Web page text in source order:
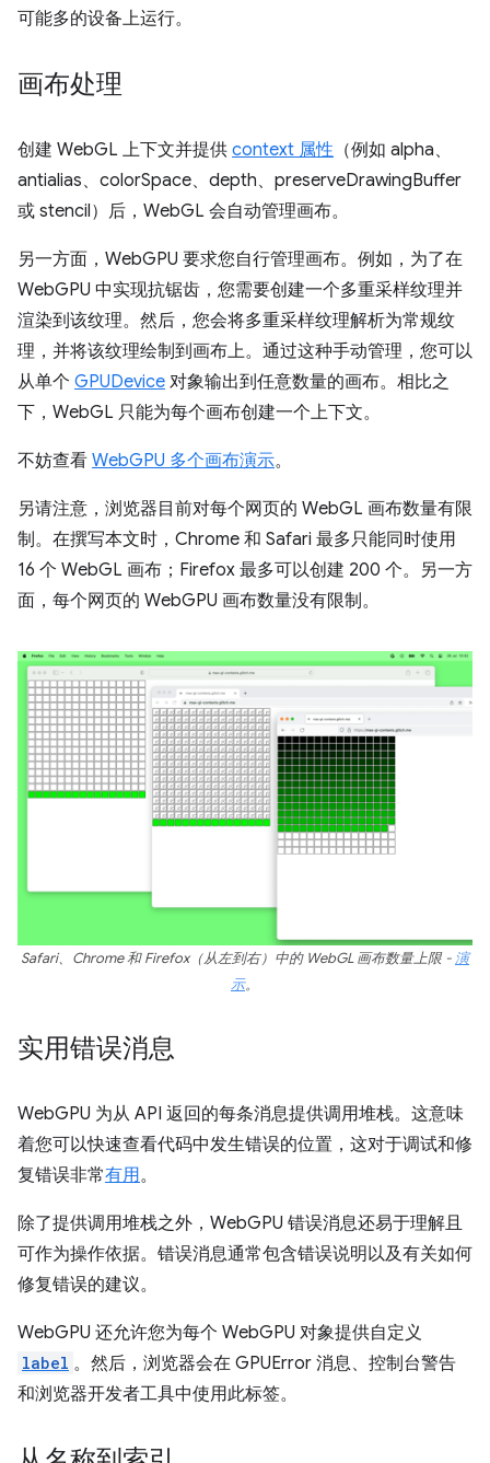
可能多的设备上运行。
画布处理
创建 WebGL 上下文并提供 context 属性 （例如 alpha、
antialias、colorSpace、depth、preserveDrawingBuffer
或 stencil）后，WebGL 会自动管理画布。
另一方面，WebGPU 要求您自行管理画布。例如，为了在
WebGPU 中实现抗锯齿，您需要创建一个多重采样纹理并
渲染到该纹理。然后，您会将多重采样纹理解析为常规纹
理，并将该纹理绘制到画布上。通过这种手动管理，您可以
从单个 GPUDevice 对象输出到任意数量的画布。相比之
下，WebGL 只能为每个画布创建一个上下文。
不妨查看 WebGPU 多个画布演示。
另请注意，浏览器目前对每个网页的 WebGL 画布数量有限
制。在撰写本文时，Chrome 和 Safari 最多只能同时使用
16 个 WebGL 画布；Firefox 最多可以创建 200 个。另一方
面，每个网页的 WebGPU 画布数量没有限制。
Safari、Chrome 和 Firefox（从左到右）中的 WebGL 画布数量上限 - 演
示。
实用错误消息
WebGPU 为从 API 返回的每条消息提供调用堆栈。这意味
着您可以快速查看代码中发生错误的位置，这对于调试和修
复错误非常有用。
除了提供调用堆栈之外，WebGPU 错误消息还易于理解且
可作为操作依据。错误消息通常包含错误说明以及有关如何
修复错误的建议。
WebGPU 还允许您为每个 WebGPU 对象提供自定义
label 。然后，浏览器会在 GPUError 消息、控制台警告
和浏览器开发者工具中使用此标签。